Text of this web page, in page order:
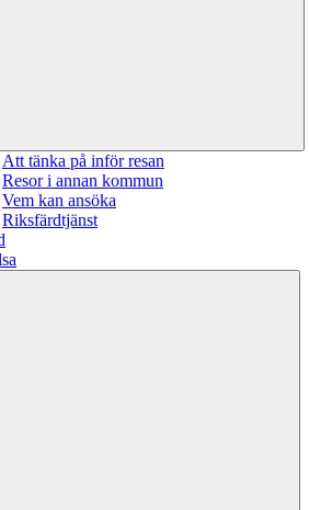
Att tänka på inför resan
Resor i annan kommun
Vem kan ansöka
Riksfärdtjänst